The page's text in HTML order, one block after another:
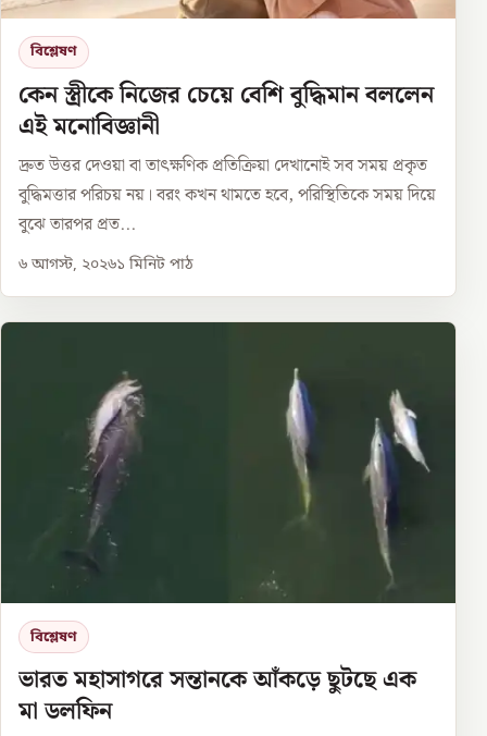
বিশ্লেষণ
কেন স্ত্রীকে নিজের চেয়ে বেশি বুদ্ধিমান বললেন
এই মনোবিজ্ঞানী
দ্রুত উত্তর দেওয়া বা তাৎক্ষণিক প্রতিক্রিয়া দেখানোই সব সময় প্রকৃত
বুদ্ধিমত্তার পরিচয় নয়। বরং কখন থামতে হবে, পরিস্থিতিকে সময় দিয়ে
বুঝে তারপর প্রত...
৬ আগস্ট, ২০২৬১ মিনিট পাঠ
বিশ্লেষণ
ভারত মহাসাগরে সন্তানকে আঁকড়ে ছুটছে এক
মা ডলফিন